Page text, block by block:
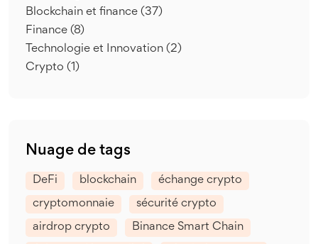
Blockchain et finance (37)
Finance (8)
Technologie et Innovation (2)
Crypto (1)
Nuage de tags
DeFi blockchain échange crypto
cryptomonnaie sécurité crypto
airdrop crypto Binance Smart Chain